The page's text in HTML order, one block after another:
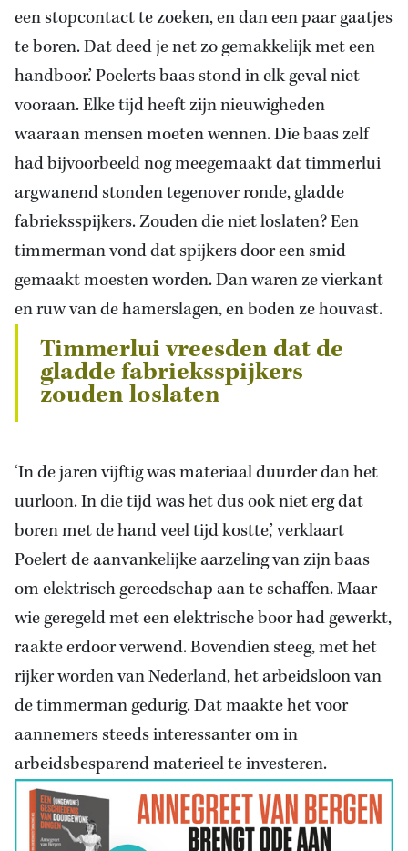
een stopcontact te zoeken, en dan een paar gaatjes
te boren. Dat deed je net zo gemakkelijk met een
handboor.’ Poelerts baas stond in elk geval niet
vooraan. Elke tijd heeft zijn nieuwigheden
waaraan mensen moeten wennen. Die baas zelf
had bijvoorbeeld nog meegemaakt dat timmerlui
argwanend stonden tegenover ronde, gladde
fabrieksspijkers. Zouden die niet loslaten? Een
timmerman vond dat spijkers door een smid
gemaakt moesten worden. Dan waren ze vierkant
en ruw van de hamerslagen, en boden ze houvast.
Timmerlui vreesden dat de
gladde fabrieksspijkers
zouden loslaten
‘In de jaren vijftig was materiaal duurder dan het
uurloon. In die tijd was het dus ook niet erg dat
boren met de hand veel tijd kostte,’ verklaart
Poelert de aanvankelijke aarzeling van zijn baas
om elektrisch gereedschap aan te schaffen. Maar
wie geregeld met een elektrische boor had gewerkt,
raakte erdoor verwend. Bovendien steeg, met het
rijker worden van Nederland, het arbeidsloon van
de timmerman gedurig. Dat maakte het voor
aannemers steeds interessanter om in
arbeidsbesparend materieel te investeren.